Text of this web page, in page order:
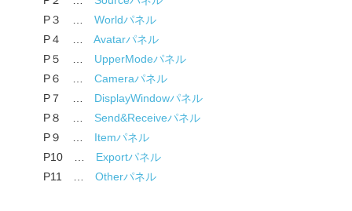
P３ … Worldパネル
P４ … Avatarパネル
P５ … UpperModeパネル
P６ … Cameraパネル
P７ … DisplayWindowパネル
P８ … Send&Receiveパネル
P９ … Itemパネル
P10 … Exportパネル
P11 … Otherパネル